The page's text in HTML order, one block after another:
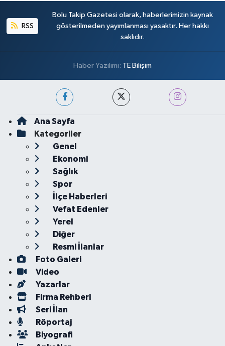
RSS
Bolu Takip Gazetesi olarak, haberlerimizin kaynak
gösterilmeden yayımlanması yasaktır. Her hakkı
saklıdır.
Haber Yazılımı: TE Bilişim
Ana Sayfa
Kategoriler
Genel
Ekonomi
Sağlık
Spor
İlçe Haberleri
Vefat Edenler
Yerel
Diğer
Resmi İlanlar
Foto Galeri
Video
Yazarlar
Firma Rehberi
Seri İlan
Röportaj
Biyografi